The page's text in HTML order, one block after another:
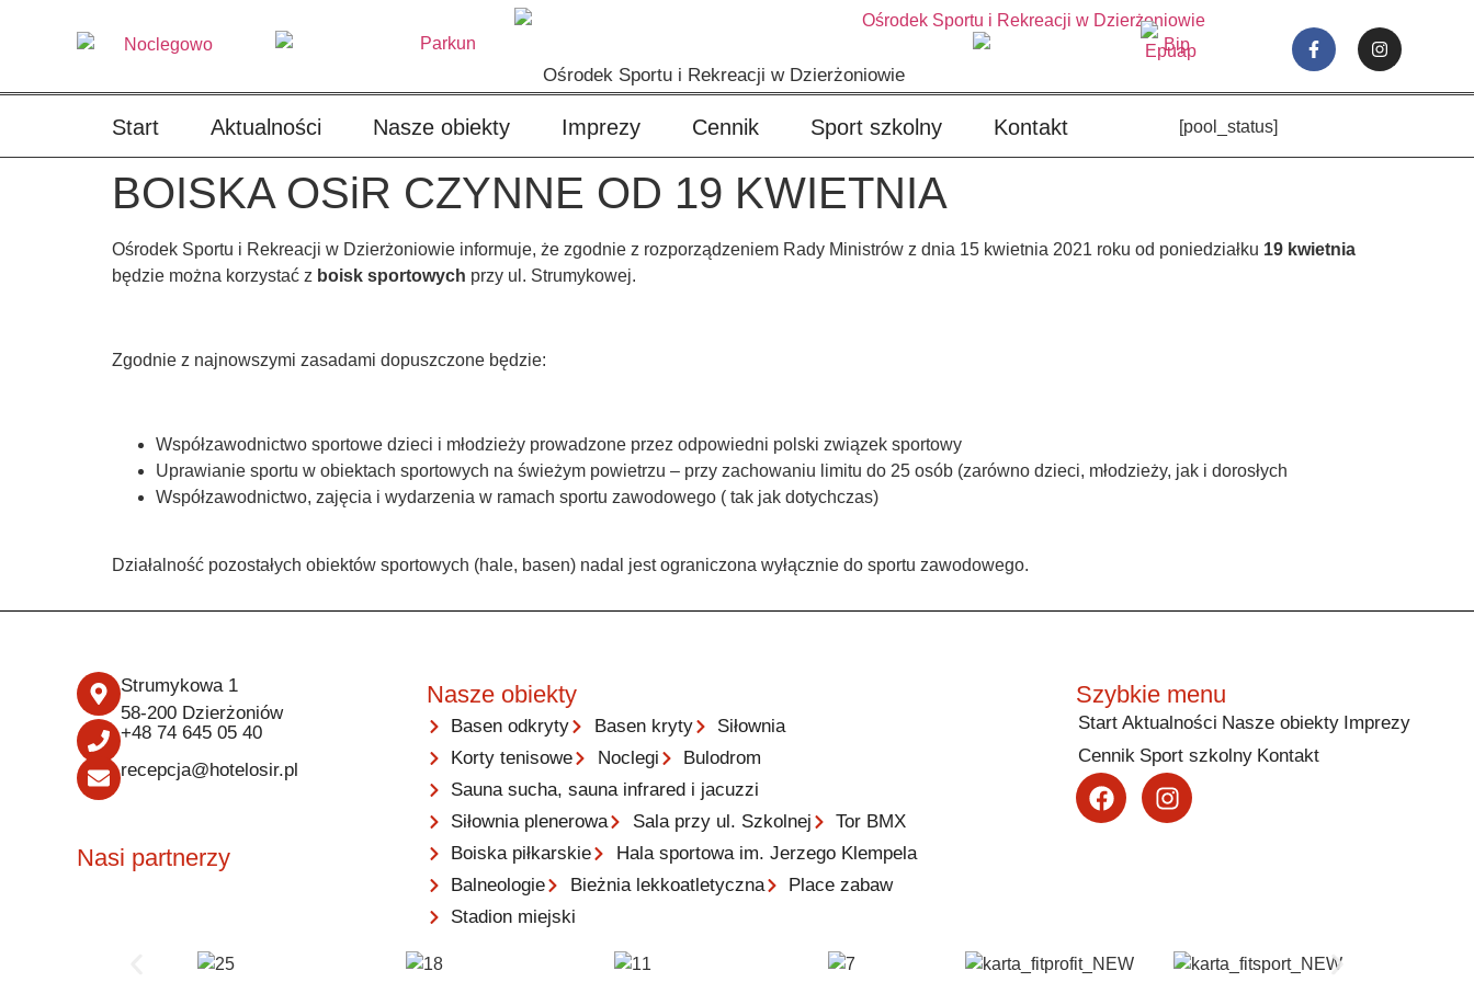
Ośrodek Sportu i Rekreacji w Dzierżoniowie
Start Aktualności Nasze obiekty Imprezy Cennik Sport szkolny Kontakt [pool_status]
BOISKA OSiR CZYNNE OD 19 KWIETNIA
Ośrodek Sportu i Rekreacji w Dzierżoniowie informuje, że zgodnie z rozporządzeniem Rady Ministrów z dnia 15 kwietnia 2021 roku od poniedziałku 19 kwietnia
będzie można korzystać z boisk sportowych przy ul. Strumykowej.
Zgodnie z najnowszymi zasadami dopuszczone będzie:
Współzawodnictwo sportowe dzieci i młodzieży prowadzone przez odpowiedni polski związek sportowy
Uprawianie sportu w obiektach sportowych na świeżym powietrzu – przy zachowaniu limitu do 25 osób (zarówno dzieci, młodzieży, jak i dorosłych
Współzawodnictwo, zajęcia i wydarzenia w ramach sportu zawodowego ( tak jak dotychczas)
Działalność pozostałych obiektów sportowych (hale, basen) nadal jest ograniczona wyłącznie do sportu zawodowego.
Strumykowa 1
58-200 Dzierżoniów
+48 74 645 05 40
recepcja@hotelosir.pl
Nasi partnerzy
Nasze obiekty
Basen odkryty Basen kryty
Siłownia
Korty tenisowe
Noclegi
Bulodrom
Sauna sucha, sauna infrared i jacuzzi
Siłownia plenerowa
Sala przy ul. Szkolnej
Tor BMX
Boiska piłkarskie
Hala sportowa im. Jerzego Klempela
Balneologie
Bieżnia lekkoatletyczna
Place zabaw
Stadion miejski
Szybkie menu
Start Aktualności Nasze obiekty Imprezy
Cennik Sport szkolny Kontakt